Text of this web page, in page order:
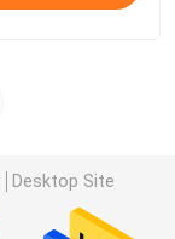
Desktop Site